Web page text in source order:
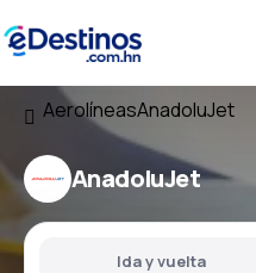
AerolíneasAnadoluJet
AnadoluJet
Ida y vuelta